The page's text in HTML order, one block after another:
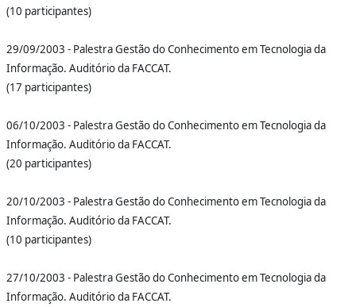
(10 participantes)
29/09/2003 - Palestra Gestão do Conhecimento em Tecnologia da
Informação. Auditório da FACCAT.
(17 participantes)
06/10/2003 - Palestra Gestão do Conhecimento em Tecnologia da
Informação. Auditório da FACCAT.
(20 participantes)
20/10/2003 - Palestra Gestão do Conhecimento em Tecnologia da
Informação. Auditório da FACCAT.
(10 participantes)
27/10/2003 - Palestra Gestão do Conhecimento em Tecnologia da
Informação. Auditório da FACCAT.